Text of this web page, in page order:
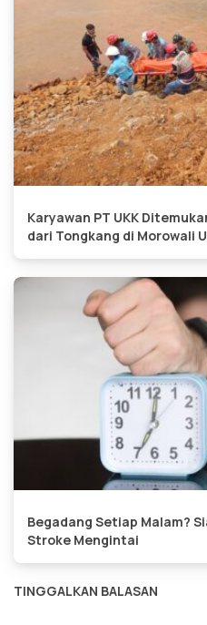
Karyawan PT UKK
dari Tongkang di Morowali
Begadang Setiap Malam?
Stroke Mengintai
TINGGALKAN BALASAN